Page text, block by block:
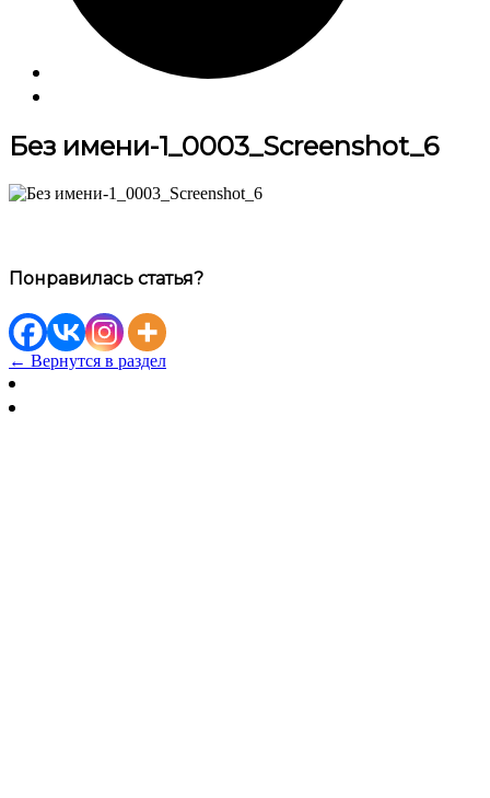
Без имени-1_0003_Screenshot_6
Понравилась статья?
← Вернутся в раздел